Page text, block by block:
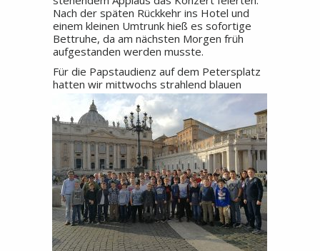
Nach der späten Rückkehr ins Hotel und
einem kleinen Umtrunk hieß es sofortige
Bettruhe, da am nächsten Morgen früh
aufgestanden werden musste.
Für die Papstaudienz auf dem Petersplatz
hatten wir mittwochs strahlend blauen